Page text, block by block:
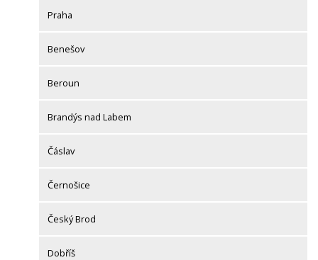
Praha
Benešov
Beroun
Brandýs nad Labem
Čáslav
Černošice
Český Brod
Dobříš